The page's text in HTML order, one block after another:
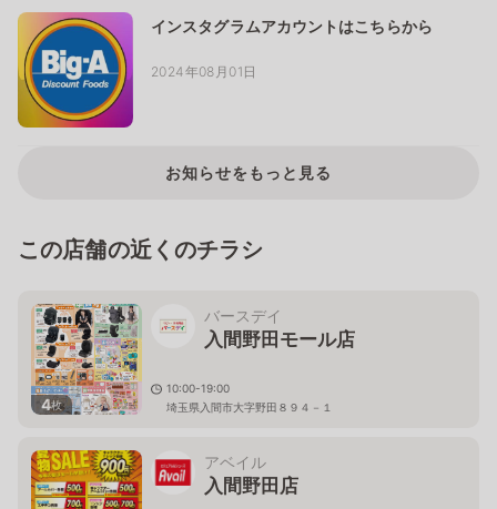
インスタグラムアカウントはこちらから
2024年08月01日
お知らせをもっと見る
この店舗の近くのチラシ
4枚
バースデイ
入間野田モール店
10:00-19:00
埼玉県入間市大字野田８９４－１
アベイル
入間野田店